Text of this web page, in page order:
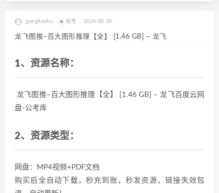
gongkaoku 省考 2024-08-30
龙飞图推–百大图形推理【全】 [1.46 GB] – 龙飞
1、资源名称：
龙飞图推–百大图形推理【全】 [1.46 GB] – 龙飞百度云网
盘-公考库
2、资源类型：
网盘：MP4视频+PDF文档
购买后全自动下载，秒充到账，秒发资源，链接失效包